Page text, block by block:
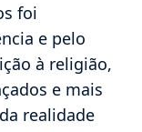
foi
e pelo
à religião,
e mais
realidade